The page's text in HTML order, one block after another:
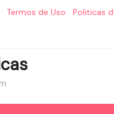
Termos de Uso Politicas